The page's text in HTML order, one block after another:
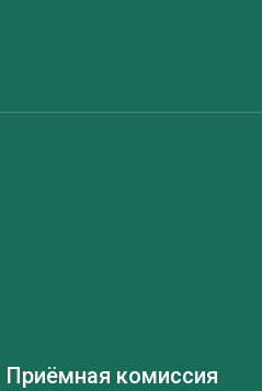
Приёмная комиссия